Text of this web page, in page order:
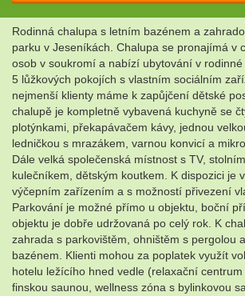
Rodinná chalupa s letním bazénem a
parku v Jeseníkách. Chalupa se pronajímá v
osob v soukromí a nabízí ubytování v
5 lůžkových pokojích s vlastním sociálním
nejmenší klienty máme k zapůjčení dětské
chalupě je kompletně vybavená kuchyně se
plotýnkami, překapávačem kávy, jednou
ledničkou s mrazákem, varnou konvicí a
Dále velká společenská místnost s TV,
kulečníkem, dětským koutkem. K dispozici je
výčepním zařízením a s možností přivezení
Parkování je možné přímo u objektu, boční
objektu je dobře udržovaná po celý rok. K
zahrada s parkovištěm, ohništěm s pergolou
bazénem. Klienti mohou za poplatek využít
hotelu ležícího hned vedle (relaxační
finskou saunou, wellness zóna s bylinkovou